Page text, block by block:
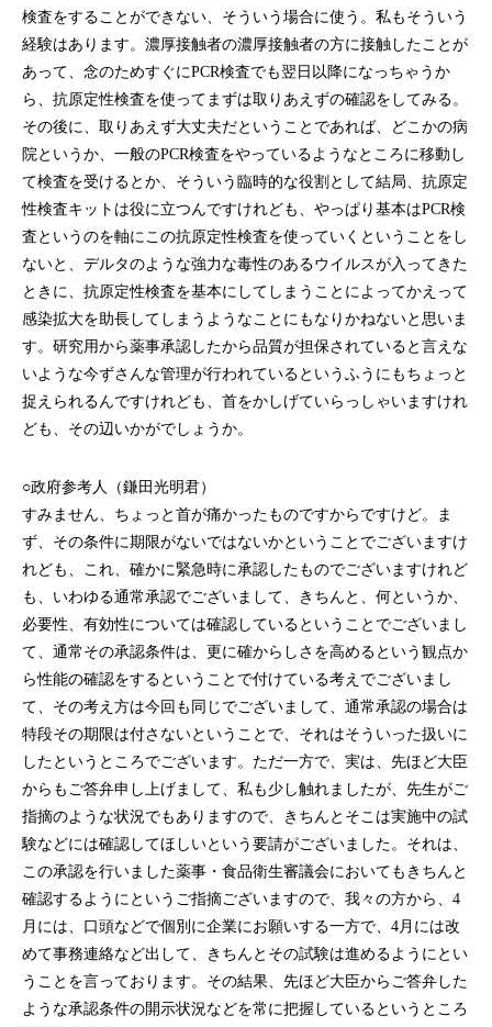
検査をすることができない、そういう場合に使う。私もそういう
経験はあります。濃厚接触者の濃厚接触者の方に接触したことが
あって、念のためすぐにPCR検査でも翌日以降になっちゃうか
ら、抗原定性検査を使ってまずは取りあえずの確認をしてみる。
その後に、取りあえず大丈夫だということであれば、どこかの病
院というか、一般のPCR検査をやっているようなところに移動し
て検査を受けるとか、そういう臨時的な役割として結局、抗原定
性検査キットは役に立つんですけれども、やっぱり基本はPCR検
査というのを軸にこの抗原定性検査を使っていくということをし
ないと、デルタのような強力な毒性のあるウイルスが入ってきた
ときに、抗原定性検査を基本にしてしまうことによってかえって
感染拡大を助長してしまうようなことにもなりかねないと思いま
す。研究用から薬事承認したから品質が担保されていると言えな
いような今ずさんな管理が行われているというふうにもちょっと
捉えられるんですけれども、首をかしげていらっしゃいますけれ
ども、その辺いかがでしょうか。
○政府参考人（鎌田光明君）
すみません、ちょっと首が痛かったものですからですけど。ま
ず、その条件に期限がないではないかということでございますけ
れども、これ、確かに緊急時に承認したものでございますけれど
も、いわゆる通常承認でございまして、きちんと、何というか、
必要性、有効性については確認しているということでございまし
て、通常その承認条件は、更に確からしさを高めるという観点か
ら性能の確認をするということで付けている考えでございまし
て、その考え方は今回も同じでございまして、通常承認の場合は
特段その期限は付さないということで、それはそういった扱いに
したというところでございます。ただ一方で、実は、先ほど大臣
からもご答弁申し上げまして、私も少し触れましたが、先生がご
指摘のような状況でもありますので、きちんとそこは実施中の試
験などには確認してほしいという要請がございました。それは、
この承認を行いました薬事・食品衛生審議会においてもきちんと
確認するようにというご指摘ございますので、我々の方から、4
月には、口頭などで個別に企業にお願いする一方で、4月には改
めて事務連絡など出して、きちんとその試験は進めるようにとい
うことを言っております。その結果、先ほど大臣からご答弁した
ような承認条件の開示状況などを常に把握しているというところ